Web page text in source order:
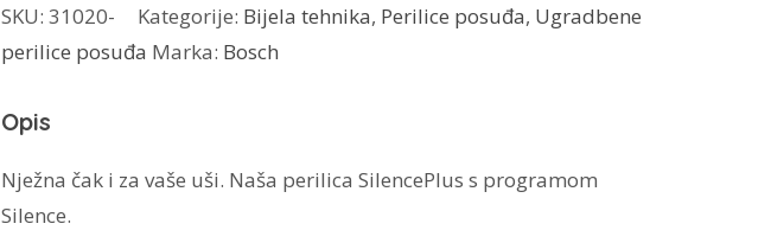
posuđa
SMV25EX02E
SKU: 31020- Kategorije: Bijela tehnika, Perilice posuđa, Ugradbene
perilice posuđa Marka: Bosch
Opis
Nježna čak i za vaše uši. Naša perilica SilencePlus s programom
Silence.